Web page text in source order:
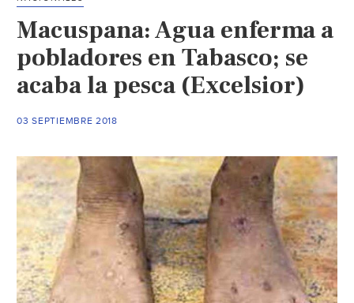
Macuspana: Agua enferma a
pobladores en Tabasco; se
acaba la pesca (Excelsior)
03 SEPTIEMBRE 2018